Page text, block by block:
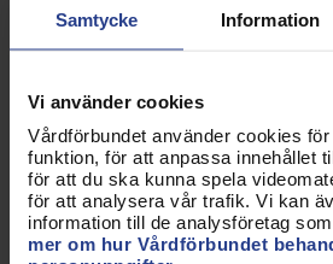
Samtycke Information
Vi använder cookies
Vårdförbundet använder cookies
funktion, för att anpassa innehållet
för att du ska kunna spela
för att analysera vår trafik. Vi kan
information till de analysföretag
mer om hur Vårdförbundet
gäller 7 av 10 vårdcentraler.
men också en bekräftelse på
sjukvården inte får de resurser
handlar inte om att springa
att ge oss förutsättningar till
tillräcklig bemanning med rätt
ekonomiska prioriteringar. Det
politiker och arbetsgivare att